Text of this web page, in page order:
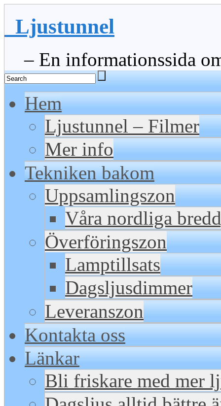
Ljustunnel
– En informationssida
Hem
Ljustunnel – Filmer
Mer info
Tekniken bakom
Uppsamlingszon
Våra nordliga
Överföringszon
Lamptillsats
Dagsljusdimmer
Leveranszon
Kontakta oss
Länkar
Bli friskare med mer